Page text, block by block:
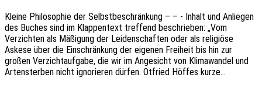
Kleine Philo­so­phie der Selbst­be­schrän­kung – – - Inhalt und Anlie­gen
des Buches sind im Klap­pen­text tref­fend beschrie­ben: „Vom
Verzich­ten als Mäßi­gung der Leiden­schaf­ten oder als reli­giö­se
Askese über die Einschrän­kung der eige­nen Frei­heit bis hin zur
großen Verzicht­auf­ga­be, die wir im Ange­sicht von Klima­wan­del und
Arten­ster­ben nicht igno­rie­ren dürfen. Otfried Höffes kurze…